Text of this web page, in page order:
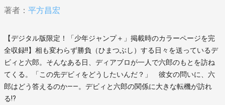
著者： 平方昌宏
【デジタル版限定！「少年ジャンプ＋」掲載時のカラーページを完
全収録!!】相も変わらず勝負（ひまつぶし）する日々を送っているデ
ビィと六郎。そんなある日、ディアブロが一人で六郎のもとを訪ね
てくる。「この先デビィをどうしたいんだ？」 彼女の問いに、六
郎はどう答えるのか――。デビィと六郎の関係に大きな転機が訪れ
る!?